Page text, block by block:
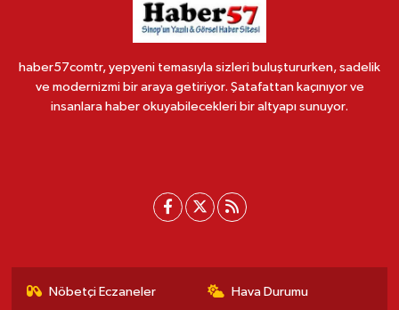
haber57comtr, yepyeni temasıyla sizleri buluştururken, sadelik
ve modernizmi bir araya getiriyor. Şatafattan kaçınıyor ve
insanlara haber okuyabilecekleri bir altyapı sunuyor.
Nöbetçi Eczaneler Hava Durumu